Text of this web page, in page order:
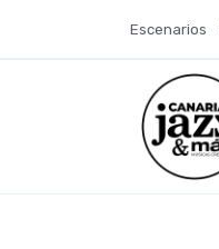
Escenarios